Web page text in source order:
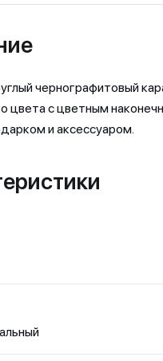
чернографитовый
цвета с цветным
и аксессуаром.